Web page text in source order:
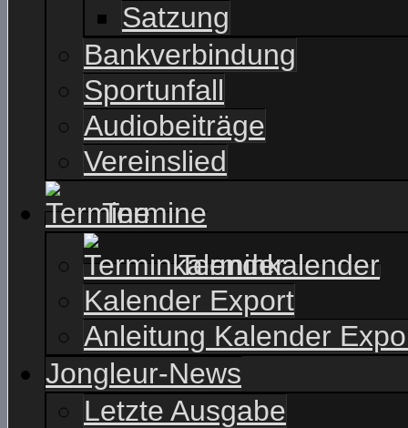
Satzung
Bankverbindung
Sportunfall
Audiobeiträge
Vereinslied
Termine
Terminkalender
Kalender Export
Anleitung Kalender
Jongleur-News
Letzte Ausgabe